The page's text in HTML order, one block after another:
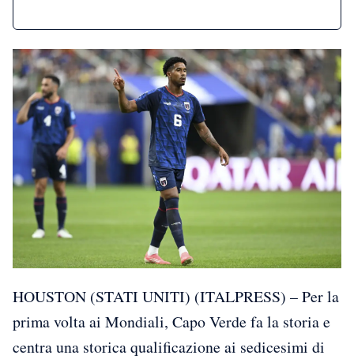
HOUSTON (STATI UNITI) (ITALPRESS) – Per la
prima volta ai Mondiali, Capo Verde fa la storia e
centra una storica qualificazione ai sedicesimi di